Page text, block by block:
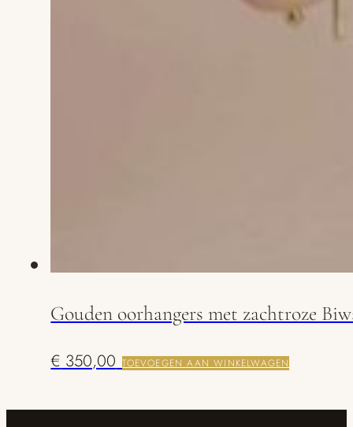
Gouden oorhangers met zachtroze
€ 350,00 TOEVOEGEN AAN WINKELWAGEN